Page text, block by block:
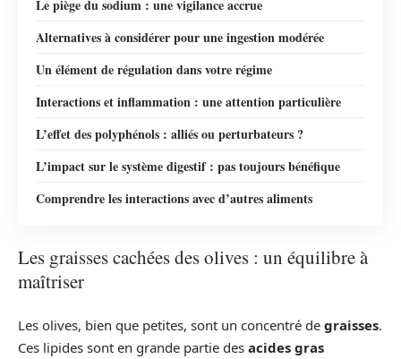
Le piège du sodium : une vigilance accrue
Alternatives à considérer pour une ingestion modérée
Un élément de régulation dans votre régime
Interactions et inflammation : une attention particulière
L’effet des polyphénols : alliés ou perturbateurs ?
L’impact sur le système digestif : pas toujours bénéfique
Comprendre les interactions avec d’autres aliments
Les graisses cachées des olives : un équilibre à
maîtriser
Les olives, bien que petites, sont un concentré de graisses.
Ces lipides sont en grande partie des acides gras